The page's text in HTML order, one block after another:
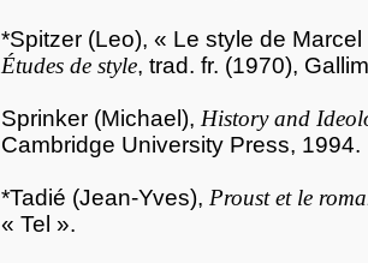
*Spitzer (Leo), « Le style de
Études de style, trad. fr. (1970),
Sprinker (Michael), History and
Cambridge University Press, 1994.
*Tadié (Jean-Yves), Proust et le
« Tel ».